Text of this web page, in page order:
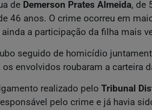
de Demerson Prates Almeida, de
46 anos. O crime ocorreu em
a participação da filha mais
seguido de homicídio
envolvidos roubaram a carteira
realizado pelo Tribunal
pelo crime e já havia